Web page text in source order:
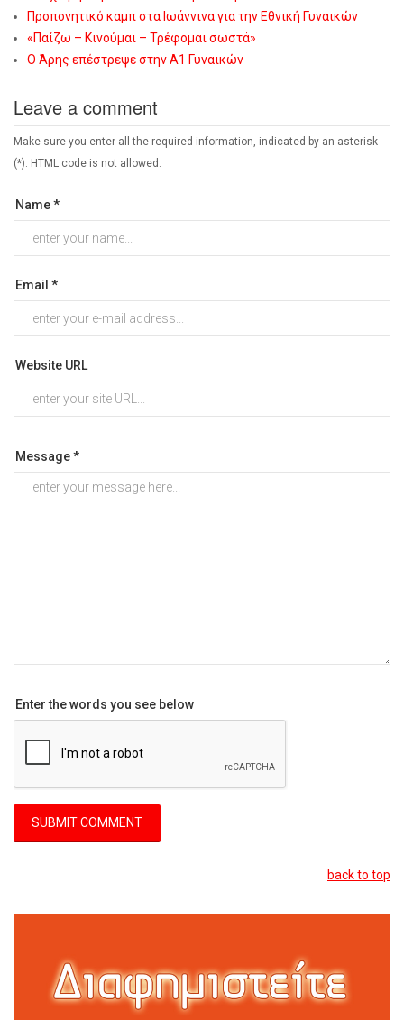
Προπονητικό καμπ στα Ιωάννινα για την Εθνική Γυναικών
«Παίζω – Κινούμαι – Τρέφομαι σωστά»
Ο Άρης επέστρεψε στην Α1 Γυναικών
Leave a comment
Make sure you enter all the required information, indicated by an asterisk
(*). HTML code is not allowed.
Name *
Email *
Website URL
Message *
Enter the words you see below
back to top